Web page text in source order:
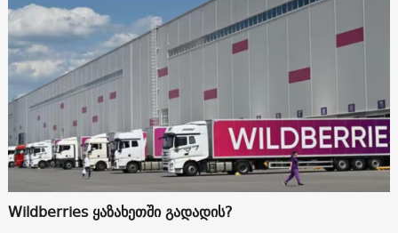
Wildberries ყაზახეთში გადადის?